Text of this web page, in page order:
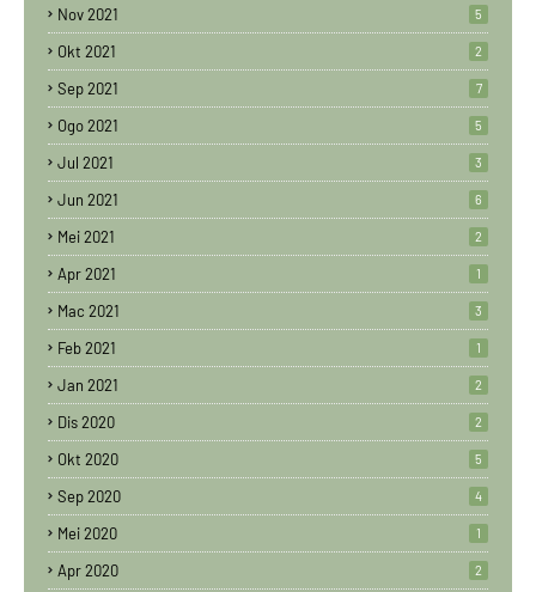
Nov 2021 5
Okt 2021 2
Sep 2021 7
Ogo 2021 5
Jul 2021 3
Jun 2021 6
Mei 2021 2
Apr 2021 1
Mac 2021 3
Feb 2021 1
Jan 2021 2
Dis 2020 2
Okt 2020 5
Sep 2020 4
Mei 2020 1
Apr 2020 2